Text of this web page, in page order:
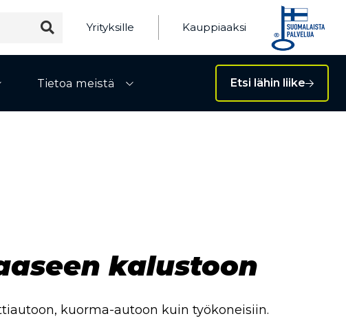
Yrityksille Kauppiaaksi
Avaa alivalikko
Tietoa meistä Etsi lähin liike
kalustoon
kuorma-autoon kuin työkoneisiin.